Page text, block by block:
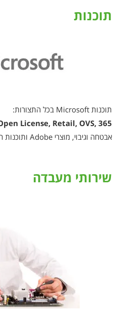
ממד ושכבות מרובות. המארז של
תוכנות
תוכנות Microsoft בכל התצורות:
License, Retail, OVS, 365
אבטחה וגיבוי, מוצרי Adobe ותוכנות הגנה מתוצרת
שירותי מעבדה